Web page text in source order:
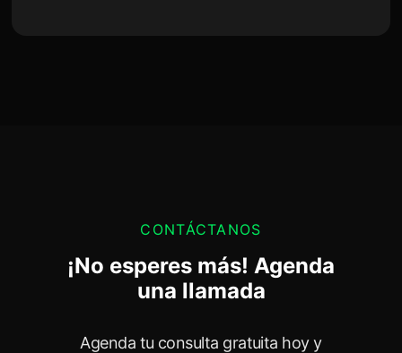
CONTÁCTANOS
¡No esperes más! Agenda
una llamada
Agenda tu consulta gratuita hoy y